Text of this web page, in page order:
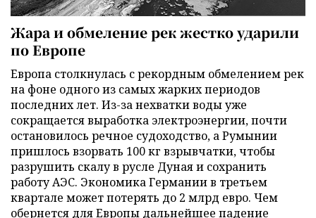
Жара и обмеление рек жестко ударили
по Европе
Европа столкнулась с рекордным обмелением рек
на фоне одного из самых жарких периодов
последних лет. Из-за нехватки воды уже
сокращается выработка электроэнергии, почти
остановилось речное судоходство, а Румынии
пришлось взорвать 100 кг взрывчатки, чтобы
разрушить скалу в русле Дуная и сохранить
работу АЭС. Экономика Германии в третьем
квартале может потерять до 2 млрд евро. Чем
обернется для Европы дальнейшее падение